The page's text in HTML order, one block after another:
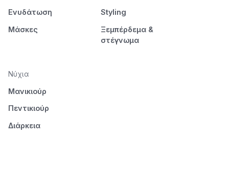
Ενυδάτωση
Μάσκες
Styling
Ξεμπέρδεμα &
στέγνωμα
Νύχια
Μανικιούρ
Πεντικιούρ
Διάρκεια